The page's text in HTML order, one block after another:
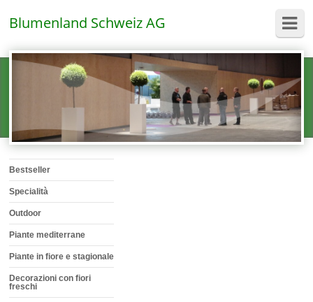
Blumenland Schweiz AG
Bestseller
Specialità
Outdoor
Piante mediterrane
Piante in fiore e stagionale
Decorazioni con fiori
freschi